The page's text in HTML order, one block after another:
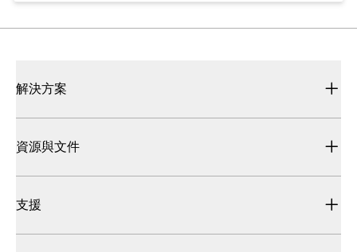
解決方案
資源與文件
支援